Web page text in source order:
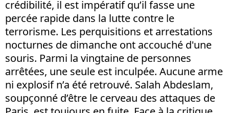
crédibilité, il est impératif qu’il fasse une
percée rapide dans la lutte contre le
terrorisme. Les perquisitions et arrestations
nocturnes de dimanche ont accouché d'une
souris. Parmi la vingtaine de personnes
arrêtées, une seule est inculpée. Aucune arme
ni explosif n’a été retrouvé. Salah Abdeslam,
soupçonné d’être le cerveau des attaques de